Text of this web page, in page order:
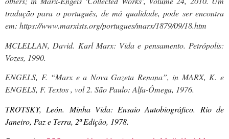
tradução para o português, de má qualidade, pode ser encontra
em: https://www.marxists.org/portugues/marx/1879/09/18.htm
MCLELLAN, David. Karl Marx: Vida e pensamento. Petrópolis:
Vozes, 1990.
ENGELS, F. “Marx e a Nova Gazeta Renana”, in MARX, K. e
ENGELS, F. Textos , vol 2. São Paulo: Alfa-Ômega, 1976.
TROTSKY, León. Minha Vida: Ensaio Autobiográfico. Rio de
Janeiro, Paz e Terra, 2ª Edição, 1978.